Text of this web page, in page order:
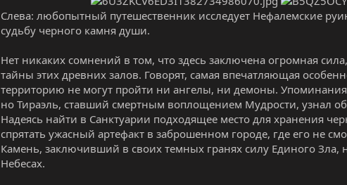
Слева: любопытный путешественник исследует Нефалемские
судьбу черного камня души.
Нет никаких сомнений в том, что здесь заключена огромная
тайны этих древних залов. Говорят, самая впечатляющая
территорию не могут пройти ни ангелы, ни демоны.
но Тираэль, ставший смертным воплощением Мудрости, узнал
Надеясь найти в Санктуарии подходящее место для хранения
спрятать ужасный артефакт в заброшенном городе, где его не
Камень, заключивший в своих темных гранях силу Единого Зла,
Небесах.